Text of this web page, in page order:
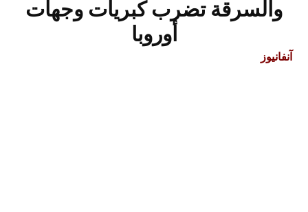
والسرقة تضرب كبريات وجهات
أوروبا
آنفانيوز